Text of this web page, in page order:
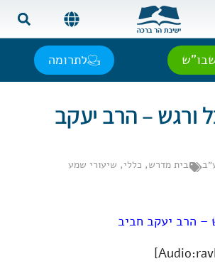
לתרומה
ורגש – הרב יעקב
בית מדרש, כללי, שיעורי שמע
– הרב יעקב חביב